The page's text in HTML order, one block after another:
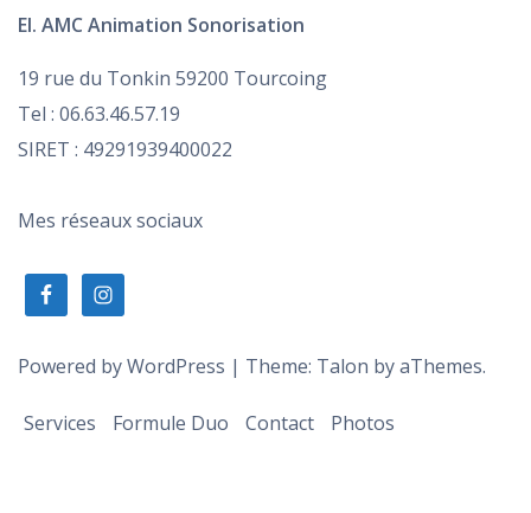
EI. AMC Animation Sonorisation
19 rue du Tonkin 59200 Tourcoing
Tel : 06.63.46.57.19
SIRET : 49291939400022
Mes réseaux sociaux
Powered by WordPress | Theme: Talon by aThemes.
Services Formule Duo Contact Photos